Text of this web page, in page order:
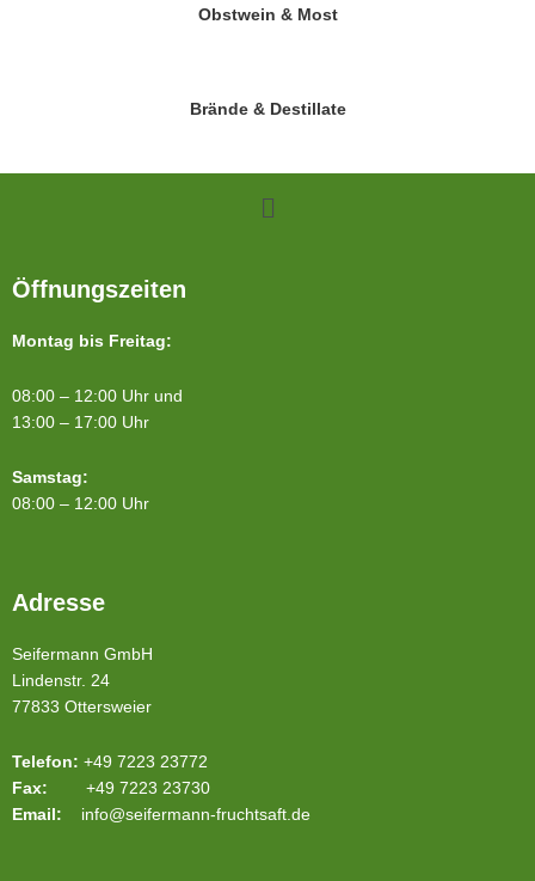
Obstwein & Most
Brände & Destillate
Menü
Öffnungszeiten
Montag bis Freitag:
08:00 – 12:00 Uhr und
13:00 – 17:00 Uhr
Samstag:
08:00 – 12:00 Uhr
Adresse
Seifermann GmbH
Lindenstr. 24
77833 Ottersweier
Telefon: +49 7223 23772
Fax:
+49 7223 23730
Email: info@seifermann-fruchtsaft.de